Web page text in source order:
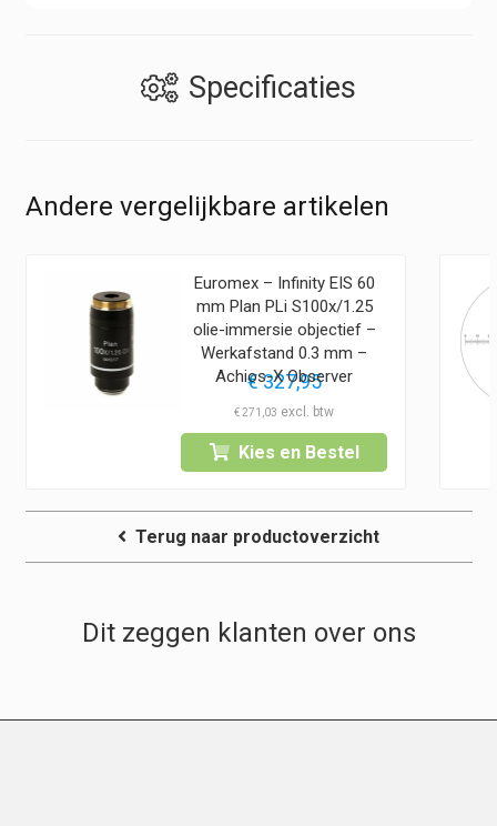
Specificaties
Andere vergelijkbare artikelen
Euromex – Infinity EIS 60
mm Plan PLi S100x/1.25
olie-immersie objectief –
Werkafstand 0.3 mm –
Achios-X Observer
€327,95
€271,03
Kies en Bestel
Terug naar productoverzicht
Dit zeggen klanten over ons